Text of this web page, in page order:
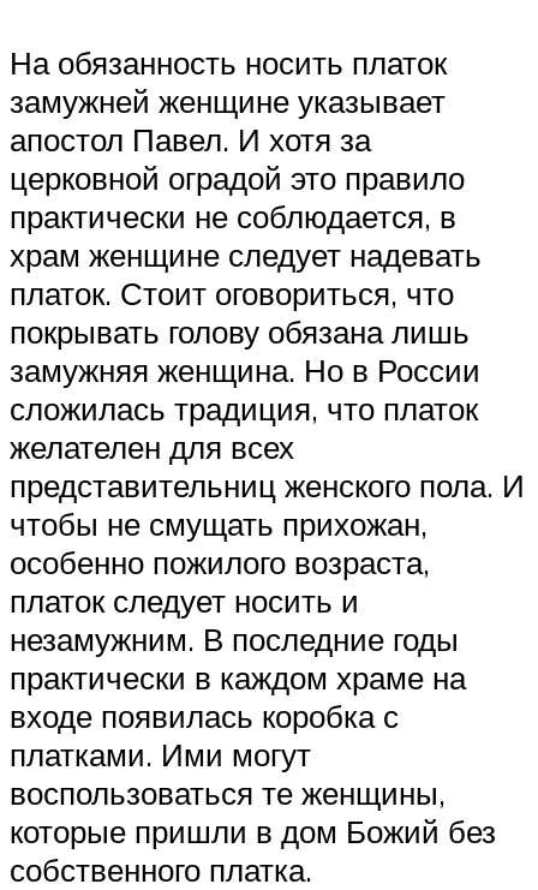
На обязанность носить платок
замужней женщине указывает
апостол Павел. И хотя за
церковной оградой это правило
практически не соблюдается, в
храм женщине следует надевать
платок. Стоит оговориться, что
покрывать голову обязана лишь
замужняя женщина. Но в России
сложилась традиция, что платок
желателен для всех
представительниц женского пола. И
чтобы не смущать прихожан,
особенно пожилого возраста,
платок следует носить и
незамужним. В последние годы
практически в каждом храме на
входе появилась коробка с
платками. Ими могут
воспользоваться те женщины,
которые пришли в дом Божий без
собственного платка.